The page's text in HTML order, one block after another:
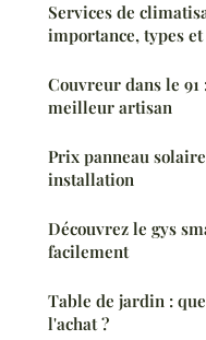
Services de
importance, types
Couvreur dans le
meilleur artisan
Prix panneau
installation
Découvrez le gys
facilement
Table de jardin :
l'achat ?